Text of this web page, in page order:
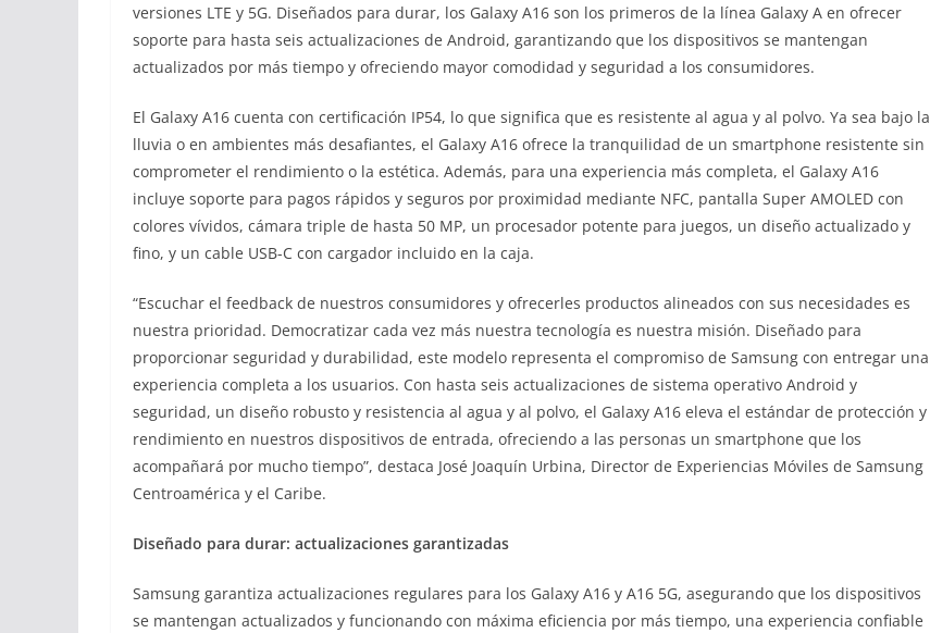
versiones LTE y 5G. Diseñados para durar, los Galaxy A16 son los primeros de la línea Galaxy A en ofrecer
soporte para hasta seis actualizaciones de Android, garantizando que los dispositivos se mantengan
actualizados por más tiempo y ofreciendo mayor comodidad y seguridad a los consumidores.
El Galaxy A16 cuenta con certificación IP54, lo que significa que es resistente al agua y al polvo. Ya sea bajo la
lluvia o en ambientes más desafiantes, el Galaxy A16 ofrece la tranquilidad de un smartphone resistente sin
comprometer el rendimiento o la estética. Además, para una experiencia más completa, el Galaxy A16
incluye soporte para pagos rápidos y seguros por proximidad mediante NFC, pantalla Super AMOLED con
colores vívidos, cámara triple de hasta 50 MP, un procesador potente para juegos, un diseño actualizado y
fino, y un cable USB-C con cargador incluido en la caja.
“Escuchar el feedback de nuestros consumidores y ofrecerles productos alineados con sus necesidades es
nuestra prioridad. Democratizar cada vez más nuestra tecnología es nuestra misión. Diseñado para
proporcionar seguridad y durabilidad, este modelo representa el compromiso de Samsung con entregar una
experiencia completa a los usuarios. Con hasta seis actualizaciones de sistema operativo Android y
seguridad, un diseño robusto y resistencia al agua y al polvo, el Galaxy A16 eleva el estándar de protección y
rendimiento en nuestros dispositivos de entrada, ofreciendo a las personas un smartphone que los
acompañará por mucho tiempo”, destaca José Joaquín Urbina, Director de Experiencias Móviles de Samsung
Centroamérica y el Caribe.
Diseñado para durar: actualizaciones garantizadas
Samsung garantiza actualizaciones regulares para los Galaxy A16 y A16 5G, asegurando que los dispositivos
se mantengan actualizados y funcionando con máxima eficiencia por más tiempo, una experiencia confiable